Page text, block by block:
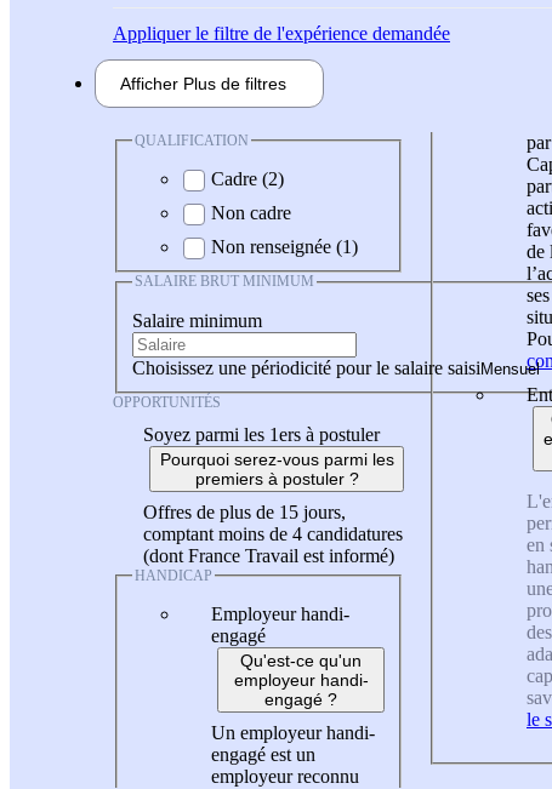
Appliquerle filtre de l'expérience demandée
Afficher Plus de filtres
QUALIFICATION
Cadre (2)
Non cadre
Non renseignée (1)
SALAIRE BRUT MINIMUM
Salaire minimum
Choisissez une périodicité pour le salaire saisi
OPPORTUNITÉS
Soyez parmi les 1ers à postuler
Pourquoi serez-vous parmi les
premiers à postuler ?
Offres de plus de 15 jours,
comptant moins de 4 candidatures
(dont France Travail est informé)
HANDICAP
Employeur handi-
engagé
Qu'est-ce qu'un
employeur handi-
engagé ?
Un employeur handi-
engagé est un
employeur reconnu
de
en
le